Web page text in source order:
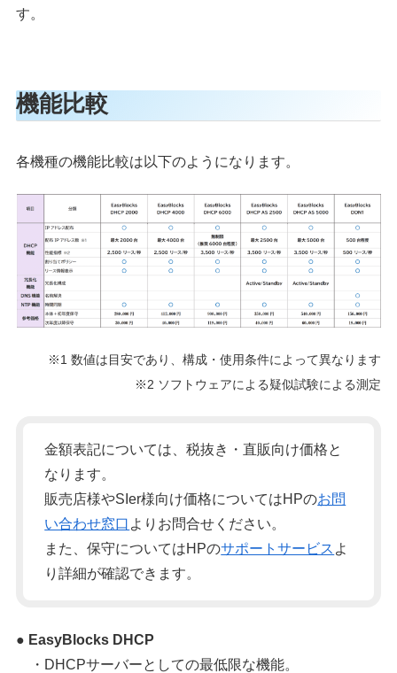
す。
機能比較
各機種の機能比較は以下のようになります。
※1 数値は目安であり、構成・使用条件によって異なります
※2 ソフトウェアによる疑似試験による測定
金額表記については、税抜き・直販向け価格と
なります。
販売店様やSIer様向け価格についてはHPのお問
い合わせ窓口 よりお問合せください。
また、保守についてはHPのサポートサービス よ
り詳細が確認できます。
● EasyBlocks DHCP
・DHCPサーバーとしての最低限な機能。